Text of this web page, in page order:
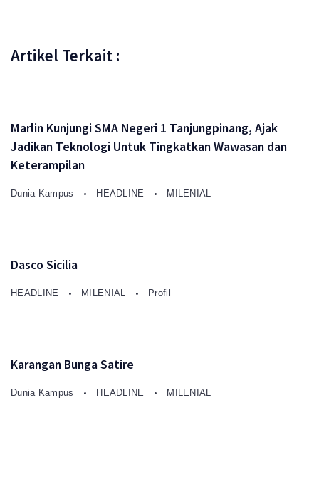
Artikel Terkait :
Marlin Kunjungi SMA Negeri 1 Tanjungpinang, Ajak
Jadikan Teknologi Untuk Tingkatkan Wawasan dan
Keterampilan
Dunia Kampus HEADLINE MILENIAL
Dasco Sicilia
HEADLINE MILENIAL Profil
Karangan Bunga Satire
Dunia Kampus HEADLINE MILENIAL